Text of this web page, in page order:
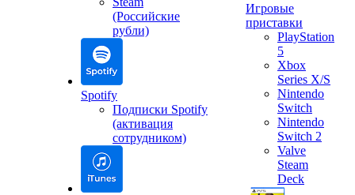
(Российские
рубли)
Spotify
Подписки Spotify
(активация
сотрудником)
Игровые
приставки
PlayStation
5
Xbox
Series X/S
Nintendo
Switch
Nintendo
Switch 2
Valve
Steam
Deck